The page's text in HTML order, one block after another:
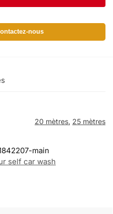
nous
20 mètres, 25 mètres
main
self car wash